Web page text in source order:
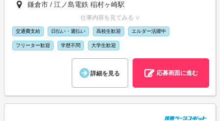
鎌倉市 / 江ノ島電鉄 稲村ヶ崎駅
仕事内容を見てみる ∨
交通費支給 日払い・週払い 高校生歓迎 エルダー活躍中
フリーター歓迎 学歴不問 大学生歓迎
詳細を見る 応募画面に進む